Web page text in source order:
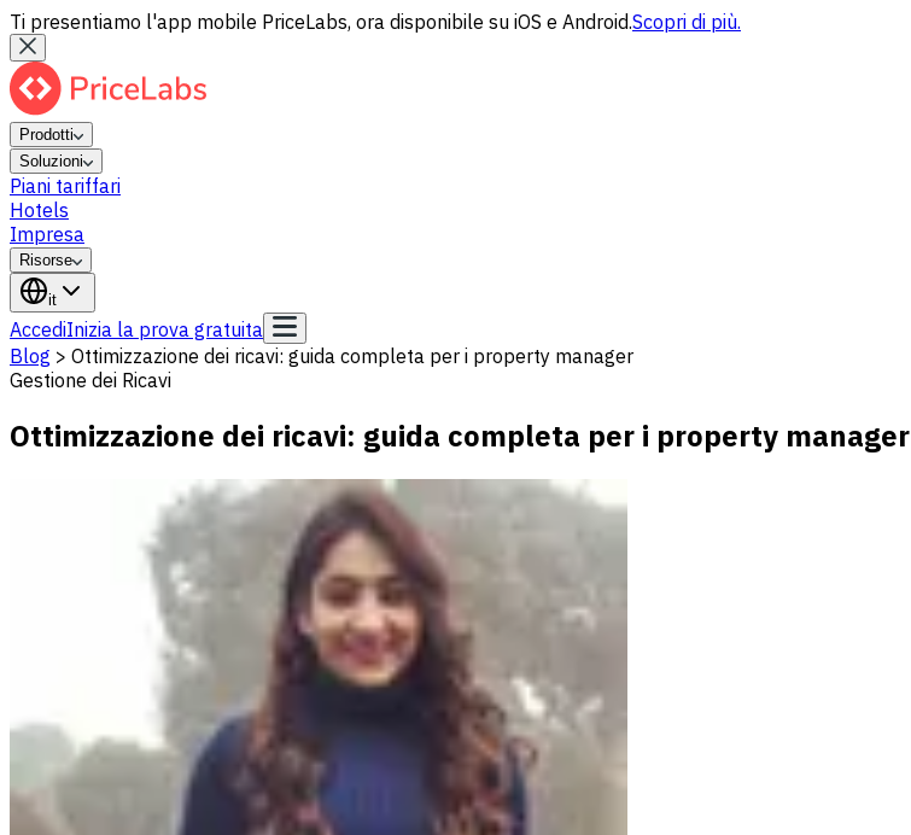
Ti presentiamo l'app mobile PriceLabs, ora disponibile su iOS e Android.Scopri di più.
Prodotti
Soluzioni
Piani tariffari
Hotels
Impresa
Risorse
it
AccediInizia la prova gratuita
Blog > Ottimizzazione dei ricavi: guida completa per i property manager
Gestione dei Ricavi
Ottimizzazione dei ricavi: guida completa per i property manager